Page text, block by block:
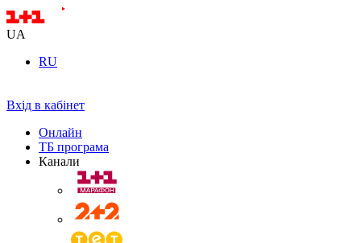
UA
RU
Вхід в кабінет
Онлайн
ТБ програма
Канали